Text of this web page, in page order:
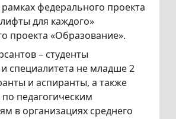
рамках федерального проекта
для каждого»
проекта «Образование».
– студенты
специалитета не младше 2
и аспиранты, а также
педагогическим
в организациях среднего